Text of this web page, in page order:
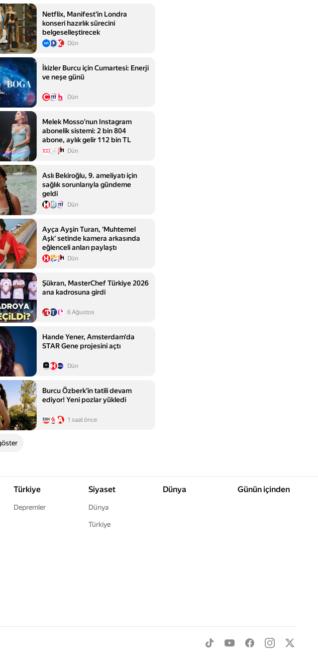
Netflix, Manifest'in Londra
konseri hazırlık sürecini
belgeselleştirecek
Dün
İkizler Burcu için Cumartesi: Enerji
ve neşe günü
Dün
Melek Mosso'nun Instagram
abonelik sistemi: 2 bin 804
abone, aylık gelir 112 bin TL
Dün
Aslı Bekiroğlu, 9. ameliyatı için
sağlık sorunlarıyla gündeme
geldi
Dün
Ayça Ayşin Turan, 'Muhtemel
Aşk' setinde kamera arkasında
eğlenceli anları paylaştı
Dün
Şükran, MasterChef Türkiye 2026
ana kadrosuna girdi
6 Ağustos
Hande Yener, Amsterdam'da
STAR Gene projesini açtı
Dün
Burcu Özberk'in tatili devam
ediyor! Yeni pozlar yükledi
1 saat önce
Türkiye
Depremler
Siyaset
Dünya
Türkiye
Dünya Günün içinden